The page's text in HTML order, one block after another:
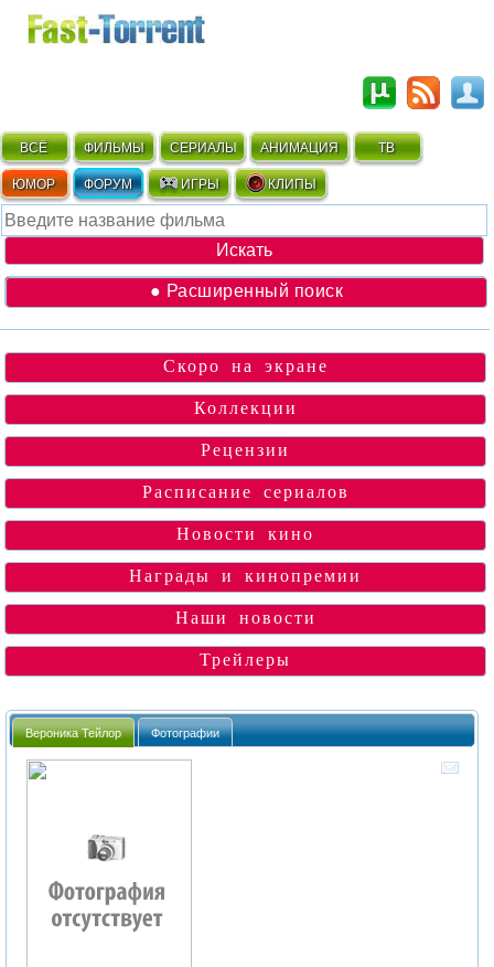
ВСЁ ФИЛЬМЫ СЕРИАЛЫ АНИМАЦИЯ ТВ
ЮМОР ФОРУМ ИГРЫ КЛИПЫ
● Расширенный поиск
Скоро на экране
Коллекции
Рецензии
Расписание сериалов
Новости кино
Награды и кинопремии
Наши новости
Трейлеры
Вероника Тейлор Фотографии